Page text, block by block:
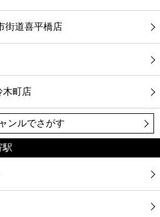
街道喜平橋店
木町店
ンルでさがす
駅